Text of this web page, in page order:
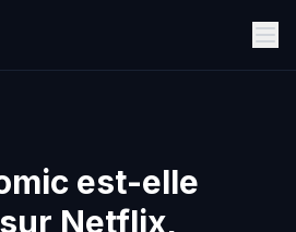
est-elle
Netflix,